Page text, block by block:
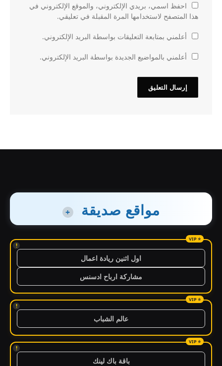
احفظ اسمي، بريدي الإلكتروني، والموقع الإلكتروني في
هذا المتصفح لاستخدامها المرة المقبلة في تعليقي.
أعلمني بمتابعة التعليقات بواسطة البريد الإلكتروني.
أعلمني بالمواضيع الجديدة بواسطة البريد الإلكتروني.
مواقع صديقة +
!
اول اثنين ريادة اعمال
مشاركة ارباح ادسنس
!
عالم الشباب
!
باقة باك لينك